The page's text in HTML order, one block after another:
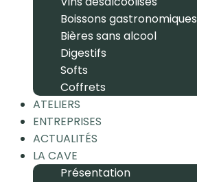
Boissons gastronomiques
Bières sans alcool
Digestifs
Softs
Coffrets
ATELIERS
ENTREPRISES
ACTUALITÉS
LA CAVE
Présentation